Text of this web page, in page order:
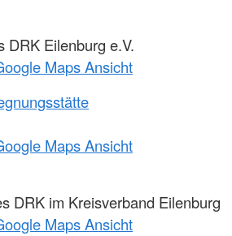
DRK Eilenburg e.V.
Maps Ansicht
Maps Ansicht
DRK im Kreisverband Eilenburg
Maps Ansicht